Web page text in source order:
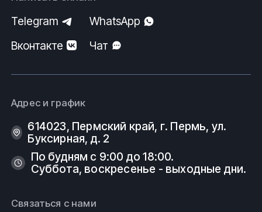
Telegram
WhatsApp
Вконтакте
Чат
Адрес и график
614023, Пермский край, г. Пермь, ул.
Буксирная, д. 2
По будням с 9:00 до 18:00.
Суббота, воскресенье - выходные дни.
Связаться с нами